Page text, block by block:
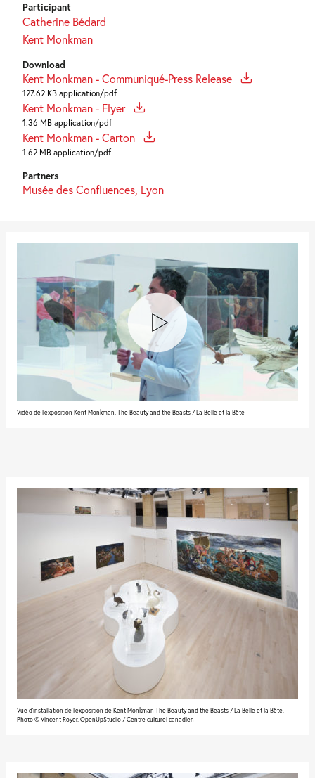
Participant
Catherine Bédard
Kent Monkman
Download
Kent Monkman - Communiqué-Press Release
127.62 KB application/pdf
Kent Monkman - Flyer
1.36 MB application/pdf
Kent Monkman - Carton
1.62 MB application/pdf
Partners
Musée des Confluences, Lyon
Vidéo de l'exposition Kent Monkman, The Beauty and the Beasts / La Belle et la Bête
Vue d'installation de l'exposition de Kent Monkman The Beauty and the Beasts / La Belle et la Bête.
Photo © Vincent Royer, OpenUpStudio / Centre culturel canadien